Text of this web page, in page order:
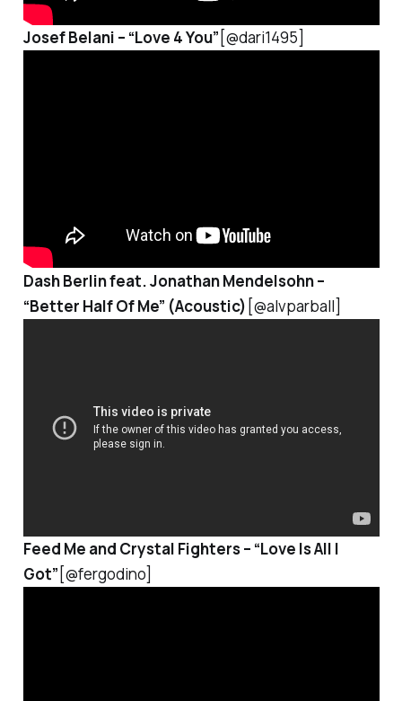
Josef Belani – “Love 4 You” [@dari1495]
Dash Berlin feat. Jonathan Mendelsohn –
“Better Half Of Me” (Acoustic) [@alvparball]
Feed Me and Crystal Fighters – “Love Is All I
Got” [@fergodino]